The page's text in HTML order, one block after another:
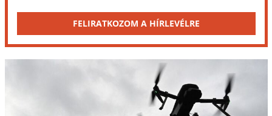
FELIRATKOZOM A HÍRLEVÉLRE